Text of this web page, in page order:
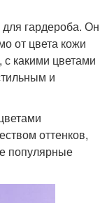
гардероба. Он
от цвета кожи
какими цветами
и
оттенков,
популярные